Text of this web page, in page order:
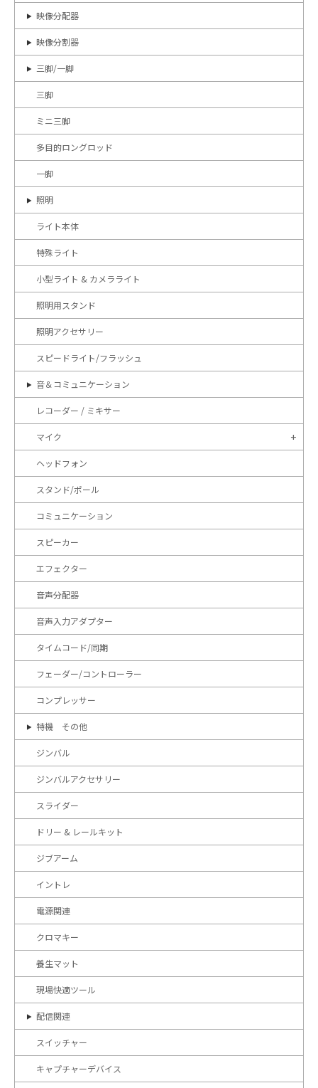
映像分配器
映像分割器
三脚/一脚
三脚
ミニ三脚
多目的ロングロッド
一脚
照明
ライト本体
特殊ライト
小型ライト & カメラライト
照明用スタンド
照明アクセサリー
スピードライト/フラッシュ
音＆コミュニケーション
レコーダー / ミキサー
マイク
ヘッドフォン
スタンド/ポール
コミュニケーション
スピーカー
エフェクター
音声分配器
音声入力アダプター
タイムコード/同期
フェーダー/コントローラー
コンプレッサー
特機 その他
ジンバル
ジンバルアクセサリー
スライダー
ドリー & レールキット
ジブアーム
イントレ
電源関連
クロマキー
養生マット
現場快適ツール
配信関連
スイッチャー
キャプチャーデバイス